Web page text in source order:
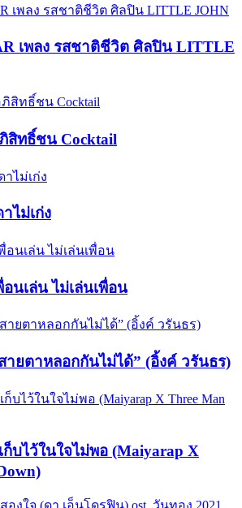
เพลง รสชาติชีวิต ศิลปิน LITTLE
สิทธิ์ชน Cocktail
ไม่เก่ง
อนเล่น ไม่เล่นเพื่อน
ายตาหลอกกันไม่ได้” (อิ้งค์ วรันธร)
ก็บไว้ในใจไม่พอ (Maiyarap X